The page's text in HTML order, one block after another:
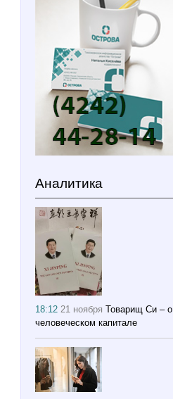
Аналитика
18:1221 ноября Товарищ Си – о
человеческом капитале